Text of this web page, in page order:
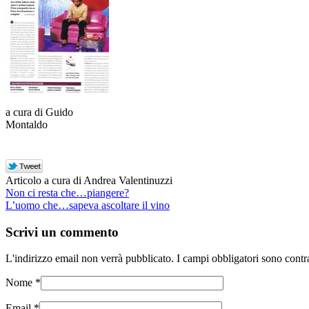
a cura di Guido
Montaldo
Articolo a cura di Andrea Valentinuzzi
Non ci resta che…piangere?
L’uomo che…sapeva ascoltare il vino
Scrivi un commento
L'indirizzo email non verrà pubblicato. I campi obbligatori sono
Nome *